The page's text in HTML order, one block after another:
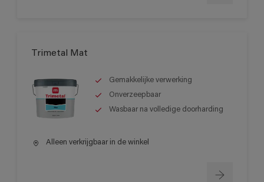
Trimetal Mat
Gemakkelijke verwerking
Onverzeepbaar
Wasbaar na volledige doorharding
Alleen verkrijgbaar in de winkel